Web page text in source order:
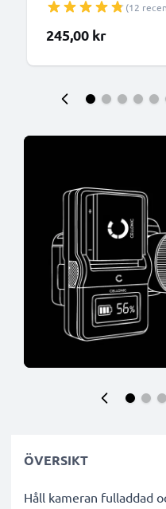
(12
245,00 kr
ÖVERSIKT
Håll kameran fulladdad